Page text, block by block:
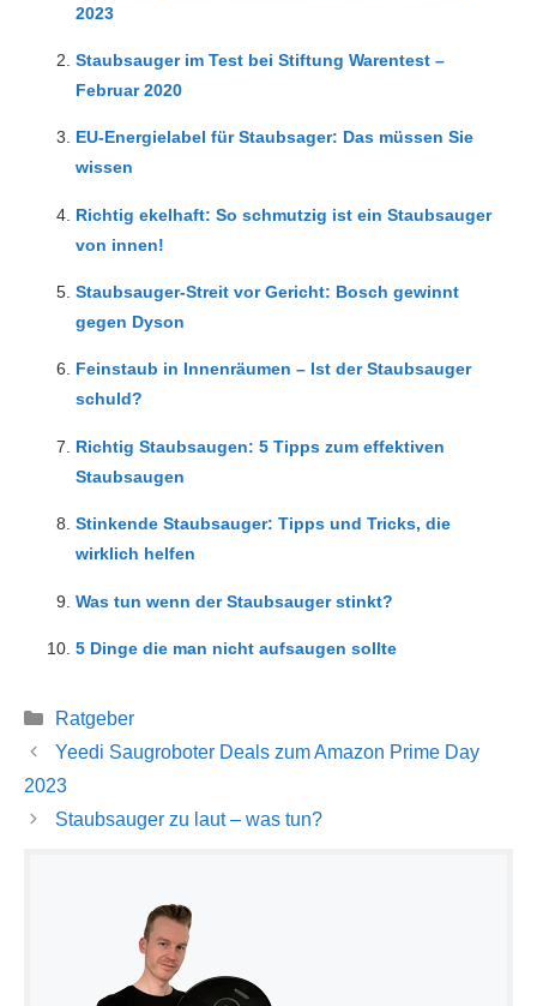
2023
Staubsauger im Test bei Stiftung Warentest –
Februar 2020
EU-Energielabel für Staubsager: Das müssen Sie
wissen
Richtig ekelhaft: So schmutzig ist ein Staubsauger
von innen!
Staubsauger-Streit vor Gericht: Bosch gewinnt
gegen Dyson
Feinstaub in Innenräumen – Ist der Staubsauger
schuld?
Richtig Staubsaugen: 5 Tipps zum effektiven
Staubsaugen
Stinkende Staubsauger: Tipps und Tricks, die
wirklich helfen
Was tun wenn der Staubsauger stinkt?
5 Dinge die man nicht aufsaugen sollte
Kategorien
Ratgeber
Yeedi Saugroboter Deals zum Amazon Prime Day
2023
Staubsauger zu laut – was tun?